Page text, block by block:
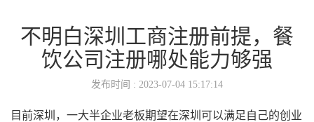
不明白深圳工商注册前提，餐
饮公司注册哪处能力够强
发布时间 : 2023-07-04 15:17:14
目前深圳，一大半企业老板期望在深圳可以满足自己的创业